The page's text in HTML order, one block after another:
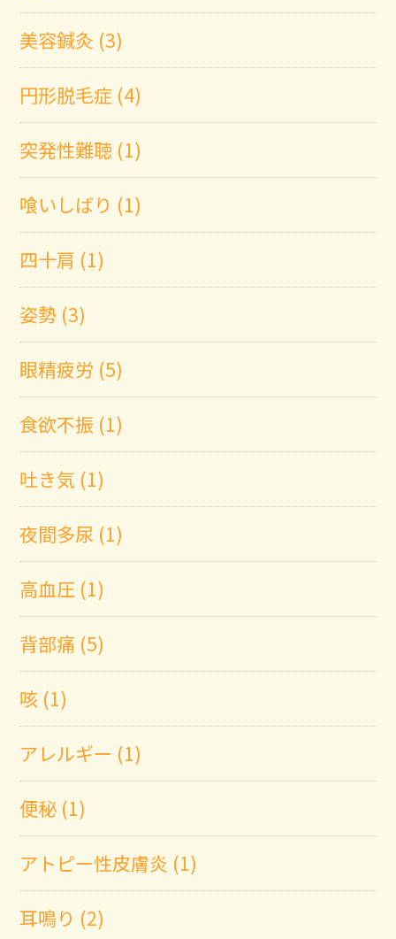
美容鍼灸 (3)
円形脱毛症 (4)
突発性難聴 (1)
喰いしばり (1)
四十肩 (1)
姿勢 (3)
眼精疲労 (5)
食欲不振 (1)
吐き気 (1)
夜間多尿 (1)
高血圧 (1)
背部痛 (5)
咳 (1)
アレルギー (1)
便秘 (1)
アトピー性皮膚炎 (1)
耳鳴り (2)